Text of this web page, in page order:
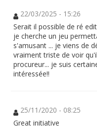
22/03/2025 - 15:26
Serait il possible de ré
je cherche un jeu
s'amusant ... je viens de
vraiment triste de voir
procureur... je suis
intéressée!!
25/11/2020 - 08:25
Great initiative